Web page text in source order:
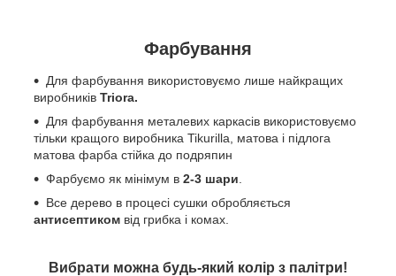
Фарбування
Для фарбування використовуємо лише найкращих
виробників Triora.
Для фарбування металевих каркасів використовуємо
тільки кращого виробника Tikurilla, матова і підлога
матова фарба стійка до подряпин
Фарбуємо як мінімум в 2-3 шари
Все дерево в процесі сушки обробляється
антисептиком від грибка і комах.
Вибрати можна будь-який колір з палітри!